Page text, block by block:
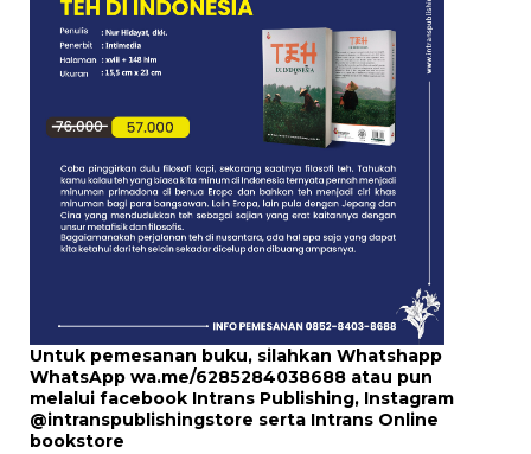
Untuk pemesanan buku, silahkan Whatshapp
WhatsApp wa.me/6285284038688 atau pun
melalui facebook Intrans Publishing, Instagram
@intranspublishingstore serta Intrans Online
bookstore